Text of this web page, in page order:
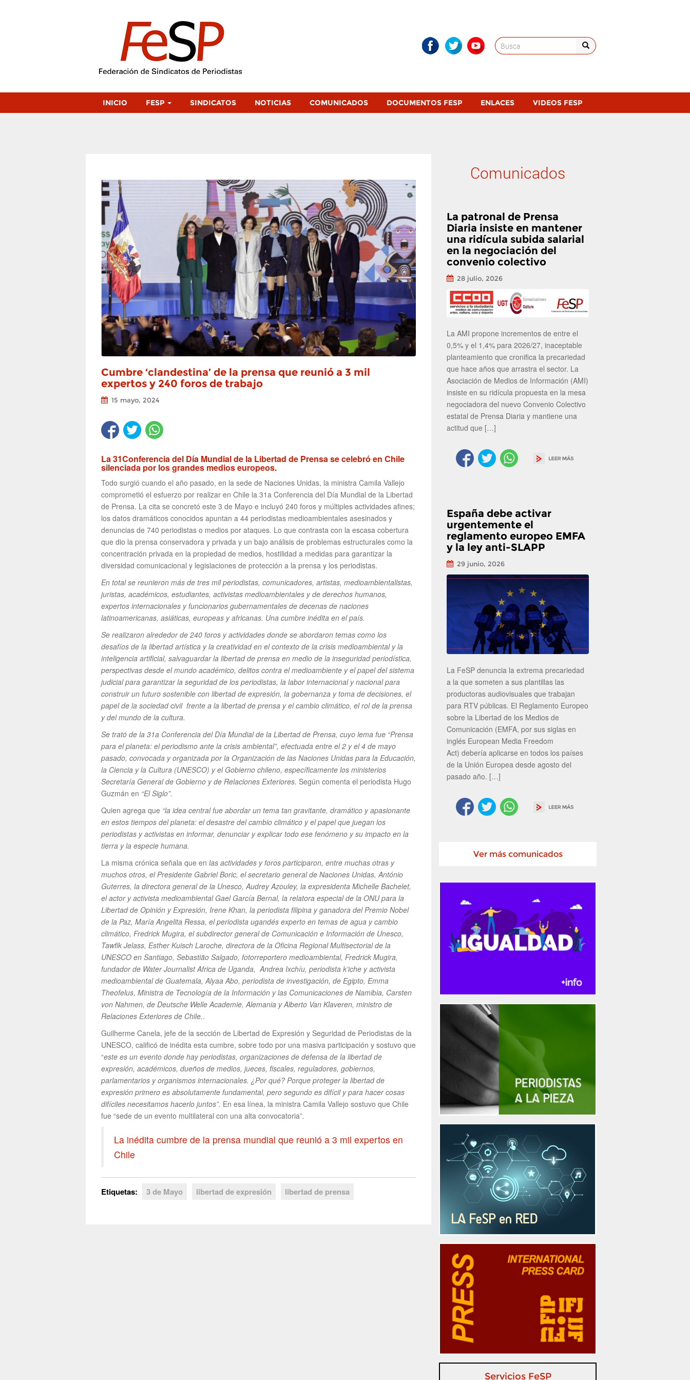
Search
for:
INICIO FESP SINDICATOS NOTICIAS COMUNICADOS DOCUMENTOS FESP ENLACES VIDEOS FESP
Cumbre ‘clandestina’ de la prensa que reunió a 3 mil
expertos y 240 foros de trabajo
15 mayo, 2024
La 31Conferencia del Día Mundial de la Libertad de Prensa se celebró en Chile
silenciada por los grandes medios europeos.
Todo surgió cuando el año pasado, en la sede de Naciones Unidas, la ministra Camila Vallejo
comprometió el esfuerzo por realizar en Chile la 31a Conferencia del Día Mundial de la Libertad
de Prensa. La cita se concretó este 3 de Mayo e incluyó 240 foros y múltiples actividades afines;
los datos dramáticos conocidos apuntan a 44 periodistas medioambientales asesinados y
denuncias de 740 periodistas o medios por ataques. Lo que contrasta con la escasa cobertura
que dio la prensa conservadora y privada y un bajo análisis de problemas estructurales como la
concentración privada en la propiedad de medios, hostilidad a medidas para garantizar la
diversidad comunicacional y legislaciones de protección a la prensa y los periodistas.
En total se reunieron más de tres mil periodistas, comunicadores, artistas, medioambientalistas,
juristas, académicos, estudiantes, activistas medioambientales y de derechos humanos,
expertos internacionales y funcionarios gubernamentales de decenas de naciones
latinoamericanas, asiáticas, europeas y africanas. Una cumbre inédita en el país.
Se realizaron alrededor de 240 foros y actividades donde se abordaron temas como los
desafíos de la libertad artística y la creatividad en el contexto de la crisis medioambiental y la
inteligencia artificial, salvaguardar la libertad de prensa en medio de la inseguridad periodística,
perspectivas desde el mundo académico, delitos contra el medioambiente y el papel del sistema
judicial para garantizar la seguridad de los periodistas, la labor internacional y nacional para
construir un futuro sostenible con libertad de expresión, la gobernanza y toma de decisiones, el
papel de la sociedad civil frente a la libertad de prensa y el cambio climático, el rol de la prensa
y del mundo de la cultura.
Se trató de la 31a Conferencia del Día Mundial de la Libertad de Prensa, cuyo lema fue “Prensa
para el planeta: el periodismo ante la crisis ambiental”, efectuada entre el 2 y el 4 de mayo
pasado, convocada y organizada por la Organización de las Naciones Unidas para la Educación,
la Ciencia y la Cultura (UNESCO) y el Gobierno chileno, específicamente los ministerios
Secretaría General de Gobierno y de Relaciones Exteriores. Según comenta el periodista Hugo
Guzmán en “El Siglo”.
Quien agrega que “la idea central fue abordar un tema tan gravitante, dramático y apasionante
en estos tiempos del planeta: el desastre del cambio climático y el papel que juegan los
periodistas y activistas en informar, denunciar y explicar todo ese fenómeno y su impacto en la
tierra y la especie humana.
La misma crónica señala que en las actividades y foros participaron, entre muchas otras y
muchos otros, el Presidente Gabriel Boric, el secretario general de Naciones Unidas, António
Guterres, la directora general de la Unesco, Audrey Azouley, la expresidenta Michelle Bachelet,
el actor y activista medioambiental Gael García Bernal, la relatora especial de la ONU para la
Libertad de Opinión y Expresión, Irene Khan, la periodista filipina y ganadora del Premio Nobel
de la Paz, María Angelita Ressa, el periodista ugandés experto en temas de agua y cambio
climático, Fredrick Mugira, el subdirector general de Comunicación e Información de Unesco,
Tawfik Jelass, Esther Kuisch Laroche, directora de la Oficina Regional Multisectorial de la
UNESCO en Santiago, Sebastião Salgado, fotorreportero medioambiental, Fredrick Mugira,
fundador de Water Journalist Africa de Uganda, Andrea Ixchíu, periodista k’iche y activista
medioambiental de Guatemala, Alyaa Abo, periodista de investigación, de Egipto, Emma
Theofelus, Ministra de Tecnología de la Información y las Comunicaciones de Namibia, Carsten
von Nahmen, de Deutsche Welle Academie, Alemania y Alberto Van Klaveren, ministro de
Relaciones Exteriores de Chile..
Guilherme Canela, jefe de la sección de Libertad de Expresión y Seguridad de Periodistas de la
UNESCO, calificó de inédita esta cumbre, sobre todo por una masiva participación y sostuvo que
“este es un evento donde hay periodistas, organizaciones de defensa de la libertad de
expresión, académicos, dueños de medios, jueces, fiscales, reguladores, gobiernos,
parlamentarios y organismos internacionales. ¿Por qué? Porque proteger la libertad de
expresión primero es absolutamente fundamental, pero segundo es difícil y para hacer cosas
difíciles necesitamos hacerlo juntos”. En esa línea, la ministra Camila Vallejo sostuvo que Chile
fue “sede de un evento multilateral con una alta convocatoria”.
La inédita cumbre de la prensa mundial que reunió a 3 mil expertos en
Chile
Etiquetas: 3 de Mayo libertad de expresión libertad de prensa
Comunicados
La patronal de Prensa
Diaria insiste en mantener
una ridícula subida salarial
en la negociación del
convenio colectivo
28 julio, 2026
La AMI propone incrementos de entre el
0,5% y el 1,4% para 2026/27, inaceptable
planteamiento que cronifica la precariedad
que hace años que arrastra el sector. La
Asociación de Medios de Información (AMI)
insiste en su ridícula propuesta en la mesa
negociadora del nuevo Convenio Colectivo
estatal de Prensa Diaria y mantiene una
actitud que […]
España debe activar
urgentemente el
reglamento europeo EMFA
y la ley anti-SLAPP
29 junio, 2026
La FeSP denuncia la extrema precariedad
a la que someten a sus plantillas las
productoras audiovisuales que trabajan
para RTV públicas. El Reglamento Europeo
sobre la Libertad de los Medios de
Comunicación (EMFA, por sus siglas en
inglés European Media Freedom
Act) debería aplicarse en todos los países
de la Unión Europea desde agosto del
pasado año. […]
Ver más comunicados
Servicios FeSP